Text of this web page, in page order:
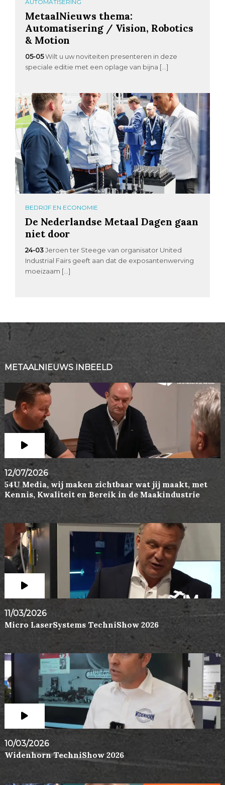
AUTOMATISERING
MetaalNieuws thema:
Automatisering / Vision, Robotics
& Motion
05-05Wilt u uw noviteiten presenteren in deze
speciale editie met een oplage van bijna […]
BEDRIJF EN ECONOMIE
De Nederlandse Metaal Dagen gaan
niet door
24-03 Jeroen ter Steege van organisator United
Industrial Fairs geeft aan dat de exposantenwerving
moeizaam […]
METAALNIEUWS INBEELD
12/07/2026
54U Media, wij maken zichtbaar wat jij maakt, met
Kennis, Kwaliteit en Bereik in de Maakindustrie
11/03/2026
Micro LaserSystems TechniShow 2026
10/03/2026
Widenhorn TechniShow 2026